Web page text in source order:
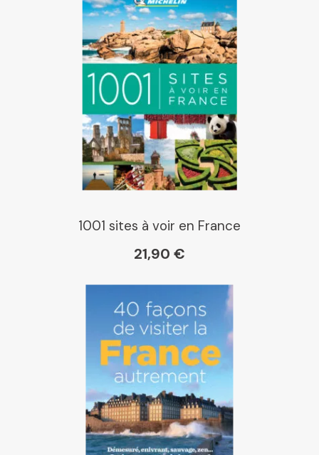
1001 sites à voir en France
21,90 €